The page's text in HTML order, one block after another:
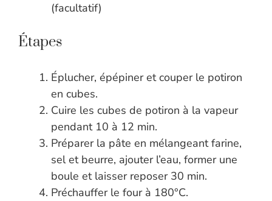
(facultatif)
Étapes
Éplucher, épépiner et couper le potiron
en cubes.
Cuire les cubes de potiron à la vapeur
pendant 10 à 12 min.
Préparer la pâte en mélangeant farine,
sel et beurre, ajouter l’eau, former une
boule et laisser reposer 30 min.
Préchauffer le four à 180°C.